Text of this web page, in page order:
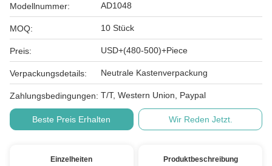
Modellnummer: AD1048
MOQ: 10 Stück
Preis: USD+(480-500)+Piece
Verpackungsdetails: Neutrale Kastenverpackung
Zahlungsbedingungen: T/T, Western Union, Paypal
Beste Preis Erhalten Wir Reden Jetzt.
Einzelheiten Produktbeschreibung